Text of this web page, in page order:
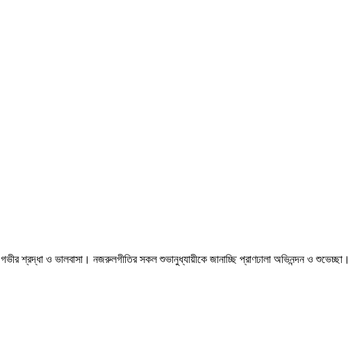
গভীর শ্রদ্ধা ও ভালবাসা। নজরুলগীতির সকল শুভানুধ্যায়ীকে জানাচ্ছি প্রাণঢালা অভিনন্দন ও শুভেচ্ছা।